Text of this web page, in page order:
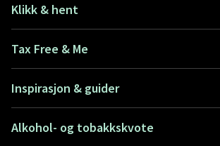
Klikk & hent
Tax Free & Me
Inspirasjon & guider
Alkohol- og tobakkskvote